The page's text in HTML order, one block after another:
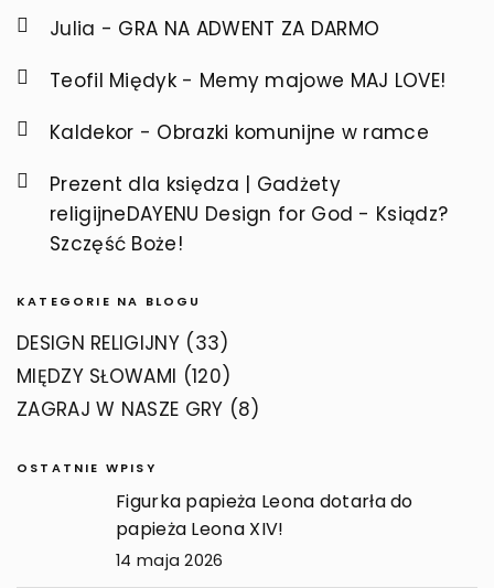
Julia - GRA NA ADWENT ZA DARMO
Teofil Międyk- Memy majowe MAJ LOVE!
Kaldekor - Obrazki komunijne w ramce
Prezent dla księdza | Gadżety
religijneDAYENU Design for God - Ksiądz?
Szczęść Boże!
KATEGORIE NA BLOGU
DESIGN RELIGIJNY(33)
MIĘDZY SŁOWAMI (120)
ZAGRAJ W NASZE GRY (8)
OSTATNIE WPISY
Figurka papieża Leona dotarła do
papieża Leona XIV!
14 maja 2026